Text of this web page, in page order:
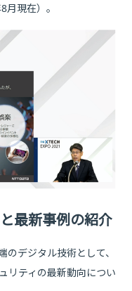
現在）。
最新事例の紹介
デジタル技術として、
リティの最新動向につい